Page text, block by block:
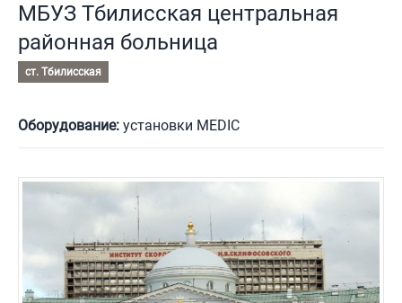
МБУЗ Тбилисская центральная
районная больница
ст. Тбилисская
Оборудование: установки MEDIC